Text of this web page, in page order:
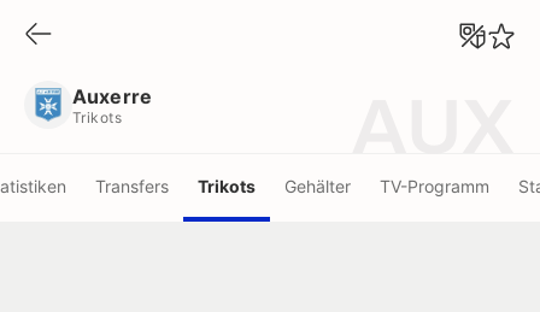
Auxerre
Trikots
Transfers Trikots Gehälter TV-Programm